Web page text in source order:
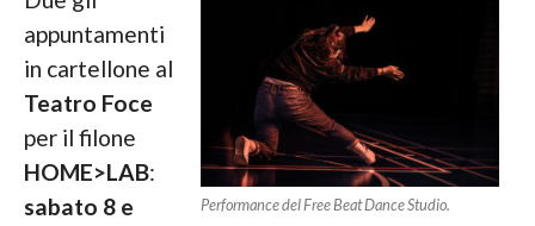
Performance del Free Beat Dance Studio.
appuntamenti
in cartellone al
Teatro Foce
per il filone
HOME>LAB:
sabato 8 e